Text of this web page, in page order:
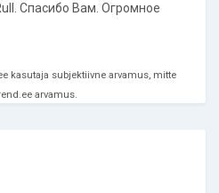
Спасибо Вам. Огромное
kasutaja subjektiivne arvamus, mitte
arvamus.